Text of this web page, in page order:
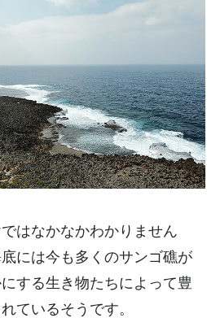
はなかなかわかりません
には今も多くのサンゴ礁が
する生き物たちによって豊
ているそうです。